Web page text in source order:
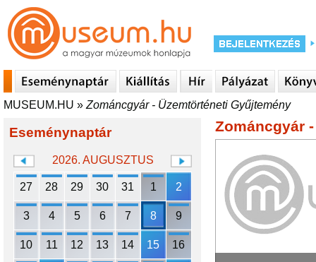
MUSEUM.HU » Zománcgyár - Üzemtörténeti Gyűjtemény
Eseménynaptár
2026. AUGUSZTUS
27 28 29 30 31 1 2
3 4 5 6 7 8 9
10 11 12 13 14 15 16
Zománcgyár